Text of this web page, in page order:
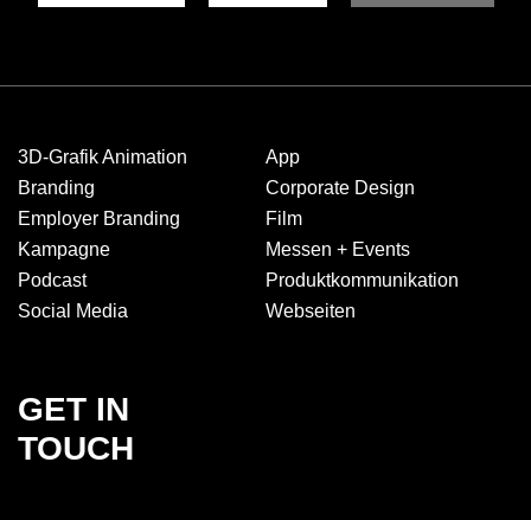
GET IN
TOUCH
3D-Grafik Animation
App
Branding
Corporate Design
Employer Branding
Film
Kampagne
Messen + Events
Podcast
Produkt­kommuni­kation
Social Media
Webseiten